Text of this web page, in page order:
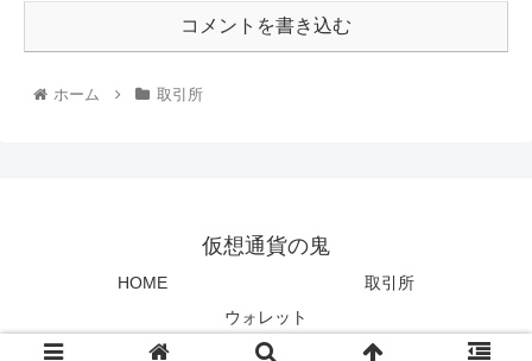
コメントを書き込む
ホーム 取引所
仮想通貨の鬼
HOME
取引所
ウォレット